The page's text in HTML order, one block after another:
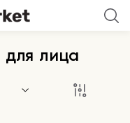
для лица